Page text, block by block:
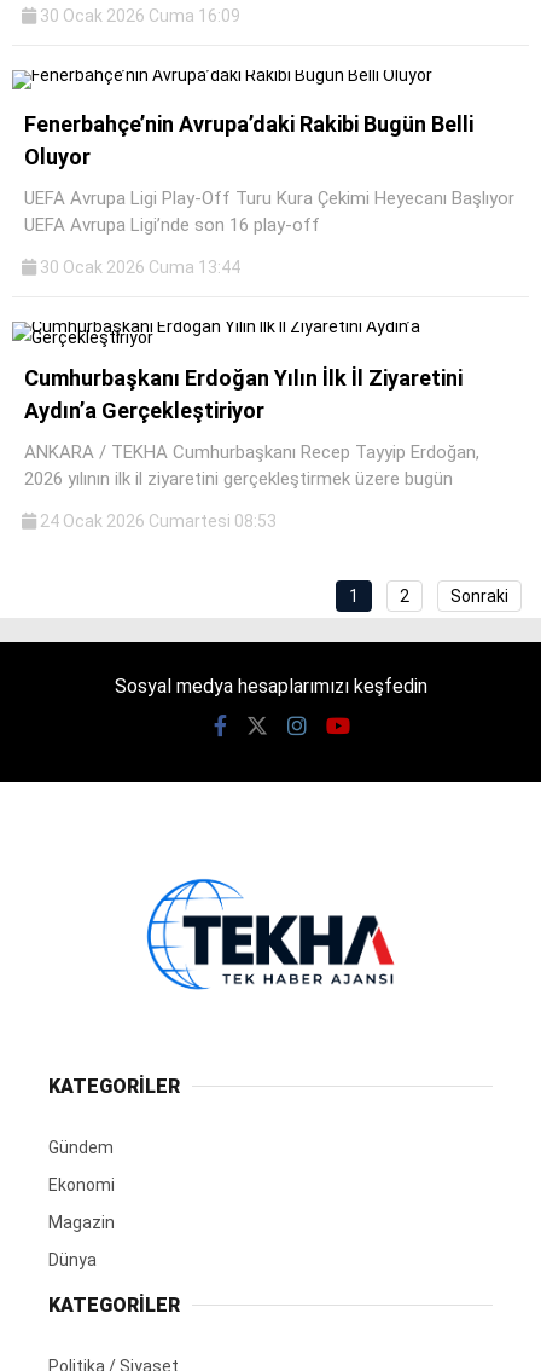
30 Ocak 2026 Cuma 16:09
Fenerbahçe’nin Avrupa’daki Rakibi Bugün Belli
Oluyor
UEFA Avrupa Ligi Play-Off Turu Kura Çekimi Heyecanı Başlıyor
UEFA Avrupa Ligi’nde son 16 play-off
30 Ocak 2026 Cuma 13:44
Cumhurbaşkanı Erdoğan Yılın İlk İl Ziyaretini
Aydın’a Gerçekleştiriyor
ANKARA / TEKHA Cumhurbaşkanı Recep Tayyip Erdoğan,
2026 yılının ilk il ziyaretini gerçekleştirmek üzere bugün
24 Ocak 2026 Cumartesi 08:53
1 2 Sonraki
Sosyal medya hesaplarımızı keşfedin
KATEGORİLER
Gündem
Ekonomi
Magazin
Dünya
KATEGORİLER
Politika / Siyaset